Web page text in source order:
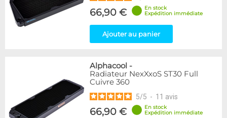
66,90 €
En stock
Expédition immédiate
Ajouter au panier
Alphacool -
Radiateur NexXxoS ST30 Full
Cuivre 360
5/5 - 11 avis
66,90 €
En stock
Expédition immédiate